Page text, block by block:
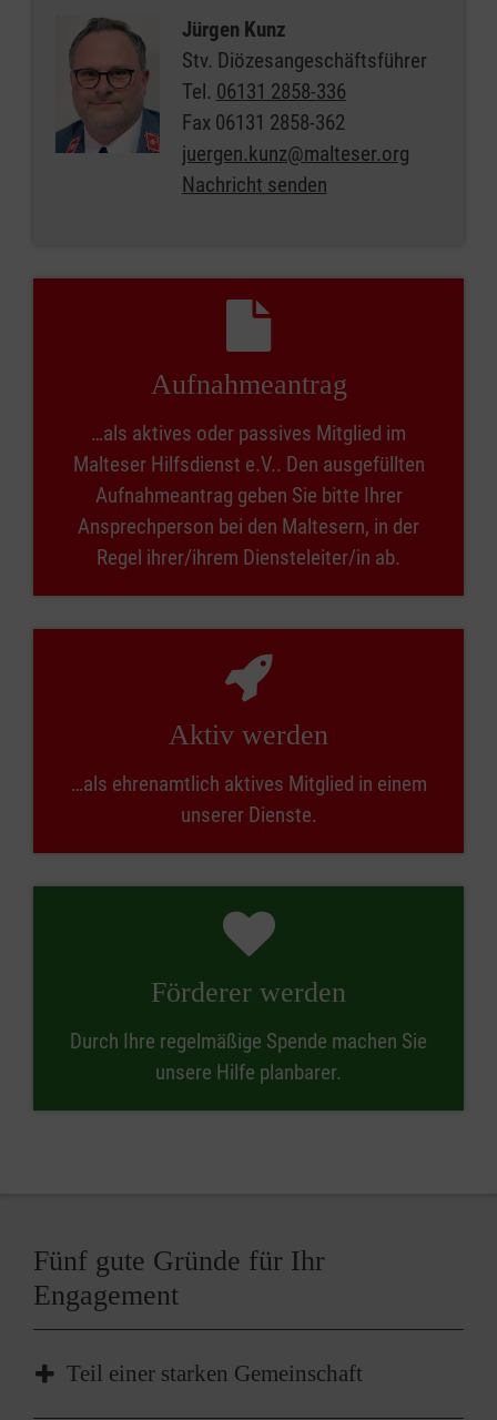
Jürgen Kunz
Stv. Diözesangeschäftsführer
Tel. 06131 2858-336
Fax 06131 2858-362
juergen.kunz@malteser.org
Nachricht senden
Aufnahmeantrag
…als aktives oder passives Mitglied im
Malteser Hilfsdienst e.V.. Den ausgefüllten
Aufnahmeantrag geben Sie bitte Ihrer
Ansprechperson bei den Maltesern, in der
Regel ihrer/ihrem Diensteleiter/in ab.
Aktiv werden
…als ehrenamtlich aktives Mitglied in einem
unserer Dienste.
Förderer werden
Durch Ihre regelmäßige Spende machen Sie
unsere Hilfe planbarer.
Fünf gute Gründe für Ihr
Engagement
Teil einer starken Gemeinschaft